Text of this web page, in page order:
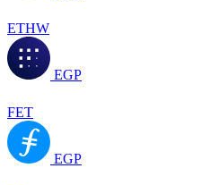
ETHW
EGP
FET
EGP